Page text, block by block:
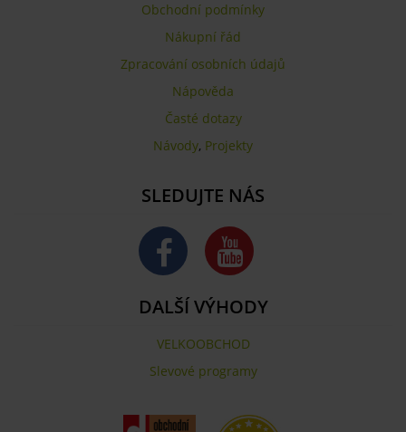
Obchodní podmínky
Nákupní řád
Zpracování osobních údajů
Nápověda
Časté dotazy
Návody, Projekty
SLEDUJTE NÁS
DALŠÍ VÝHODY
VELKOOBCHOD
Slevové programy